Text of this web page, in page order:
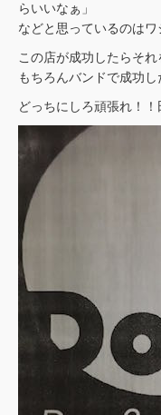
らいいなぁ」
などと思っているのはワ
この店が成功したらそれ
もちろんバンドで成功し
どっちにしろ頑張れ！！